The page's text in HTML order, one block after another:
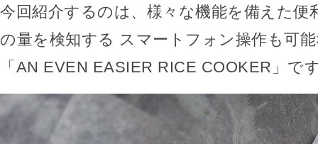
今回紹介するのは、様々な機能を備えた便
の量を検知する スマートフォン操作も可
「AN EVEN EASIER RICE COOKER」で